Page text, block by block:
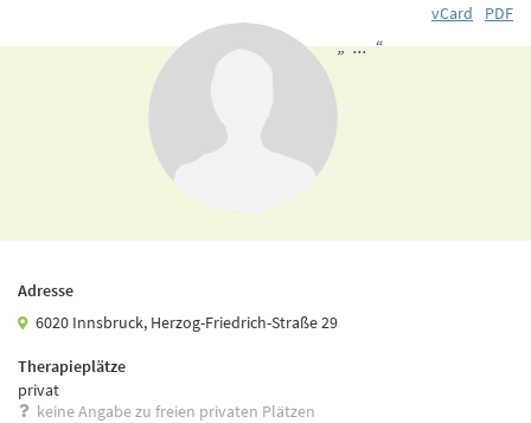
vCard
PDF
„ ... “
Adresse
6020 Innsbruck, Herzog-Friedrich-Straße 29
Therapieplätze
privat
keine Angabe zu freien privaten Plätzen